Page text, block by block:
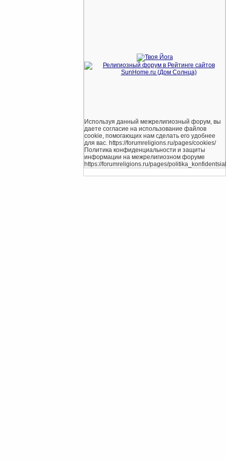
Используя данный межрелигиозный форум, вы
даете согласие на использование файлов
cookie, помогающих нам сделать его удобнее
для вас. https://forumreligions.ru/pages/cookies/
Политика конфиденциальности и защиты
информации на межрелигиозном форуме
https://forumreligions.ru/pages/